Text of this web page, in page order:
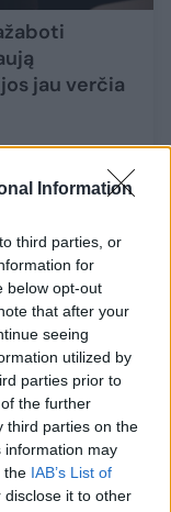
Information
third parties, or
for
below opt-out
that after your
seeing
utilized by
parties prior to
the further
third parties on the
information may
the IAB’s List of
it to other
jau verčia